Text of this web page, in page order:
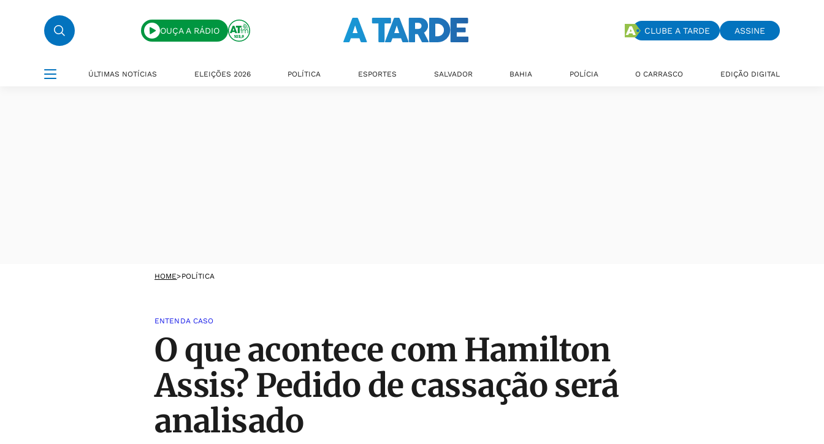
OUÇA A RÁDIO CLUBE A TARDE ASSINE
ÚLTIMAS NOTÍCIAS ELEIÇÕES 2026 POLÍTICA ESPORTES SALVADOR BAHIA POLÍCIA O CARRASCO EDIÇÃO DIGITAL
HOME>POLÍTICA
ENTENDA CASO
O que acontece com Hamilton
Assis? Pedido de cassação será
analisado